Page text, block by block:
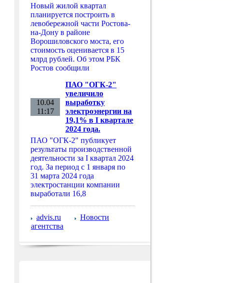
Новый жилой квартал
планируется построить в
левобережной части Ростова-
на-Дону в районе
Ворошиловского моста, его
стоимость оценивается в 15
млрд рублей. Об этом РБК
Ростов сообщили
10.04
11:17
ПАО "ОГК-2"
увеличило
выработку
электроэнергии на
19,1% в I квартале
2024 года.
ПАО "ОГК-2" публикует
результаты производственной
деятельности за I квартал 2024
год. За период с 1 января по
31 марта 2024 года
электростанции компании
выработали 16,8
advis.ru
Новости
агентства